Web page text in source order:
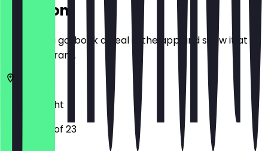
Location
Before you go, book a deal in the app and show it at
the restaurant.
Utrecht
Janskerkhof 23